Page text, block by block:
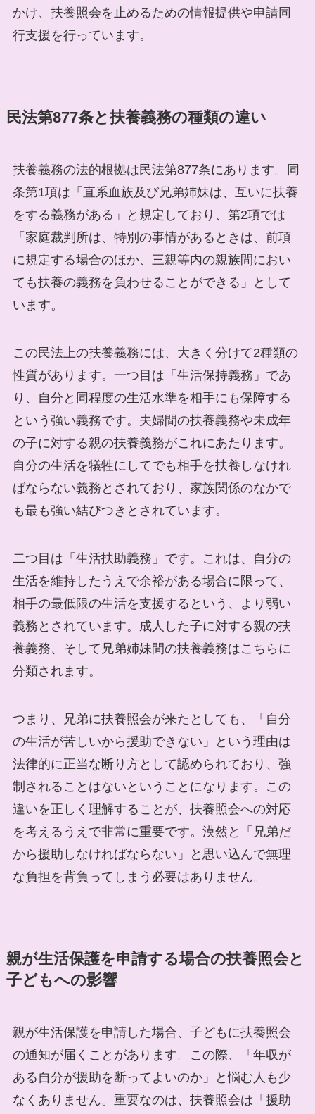
かけ、扶養照会を止めるための情報提供や申請同
行支援を行っています。
民法第877条と扶養義務の種類の違い
扶養義務の法的根拠は民法第877条にあります。同
条第1項は「直系血族及び兄弟姉妹は、互いに扶養
をする義務がある」と規定しており、第2項では
「家庭裁判所は、特別の事情があるときは、前項
に規定する場合のほか、三親等内の親族間におい
ても扶養の義務を負わせることができる」として
います。
この民法上の扶養義務には、大きく分けて2種類の
性質があります。一つ目は「生活保持義務」であ
り、自分と同程度の生活水準を相手にも保障する
という強い義務です。夫婦間の扶養義務や未成年
の子に対する親の扶養義務がこれにあたります。
自分の生活を犠牲にしてでも相手を扶養しなけれ
ばならない義務とされており、家族関係のなかで
も最も強い結びつきとされています。
二つ目は「生活扶助義務」です。これは、自分の
生活を維持したうえで余裕がある場合に限って、
相手の最低限の生活を支援するという、より弱い
義務とされています。成人した子に対する親の扶
養義務、そして兄弟姉妹間の扶養義務はこちらに
分類されます。
つまり、兄弟に扶養照会が来たとしても、「自分
の生活が苦しいから援助できない」という理由は
法律的に正当な断り方として認められており、強
制されることはないということになります。この
違いを正しく理解することが、扶養照会への対応
を考えるうえで非常に重要です。漠然と「兄弟だ
から援助しなければならない」と思い込んで無理
な負担を背負ってしまう必要はありません。
親が生活保護を申請する場合の扶養照会と
子どもへの影響
親が生活保護を申請した場合、子どもに扶養照会
の通知が届くことがあります。この際、「年収が
ある自分が援助を断ってよいのか」と悩む人も少
なくありません。重要なのは、扶養照会は「援助